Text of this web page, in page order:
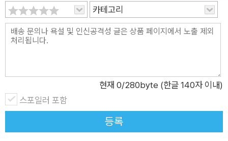
계시인가 자연 법칙의 소산인가? 과학적 탐구 정신이 밝힌 밤하
늘의 경이 수천 년 동안 혜성은 대중에게 실재하는 존재라기보다
는 불길한 전조와 상징, 악령으로 보는 신비주의자들의 전유물로
― 본문에서 『혜성』은 크게 3부로 구성되어 있다. 그중 1부 「혜성
의 본질」은 혜성에 매료된 위대한 과학자들의 노력과 열정으로
오랫동안 미신과 두려움의 대상이었던 혜성이 과학적 탐구 대상
이 되는 과정을, 그리고 그 과학이 밝혀 낸 혜성의 구조와 성분을
카테고리
현재 0/280byte (한글 140자 이내)
스포일러 포함
등록